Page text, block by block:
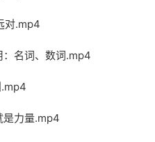
对.mp4
：名词、数词.mp4
.mp4
是力量.mp4